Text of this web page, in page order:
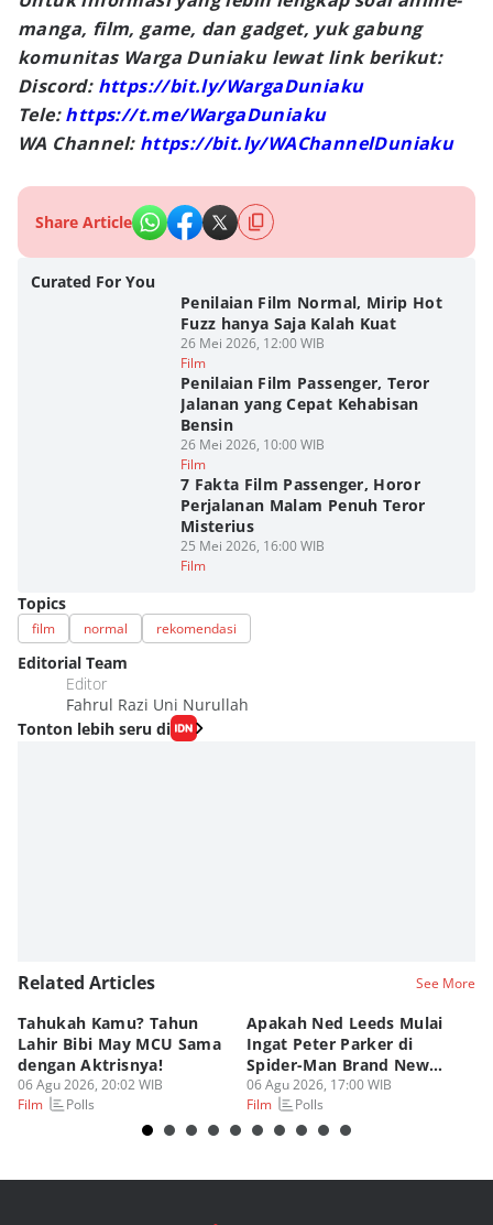
manga, film, game, dan gadget, yuk gabung
komunitas Warga Duniaku lewat link berikut:
Discord: https://bit.ly/WargaDuniaku
Tele:https://t.me/WargaDuniaku
WA Channel: https://bit.ly/WAChannelDuniaku
Share Article
Curated For You
Penilaian Film Normal, Mirip Hot
Fuzz hanya Saja Kalah Kuat
26 Mei 2026, 12:00 WIB
Film
Penilaian Film Passenger, Teror
Jalanan yang Cepat Kehabisan
Bensin
26 Mei 2026, 10:00 WIB
Film
7 Fakta Film Passenger, Horor
Perjalanan Malam Penuh Teror
Misterius
25 Mei 2026, 16:00 WIB
Film
Topics
film normal rekomendasi
Editorial Team
Editor
Fahrul Razi Uni Nurullah
Tonton lebih seru di
Related Articles See More
Tahukah Kamu? Tahun
Lahir Bibi May MCU Sama
dengan Aktrisnya!
06 Agu 2026, 20:02 WIB
Film
Polls
Apakah Ned Leeds Mulai
Ingat Peter Parker di
Spider-Man Brand New
Day?
06 Agu 2026, 17:00 WIB
Film
Polls